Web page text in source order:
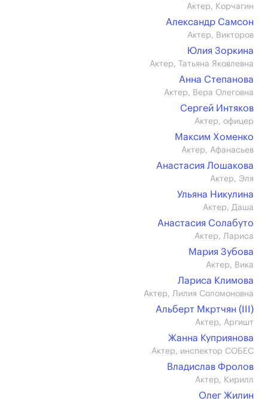
Актер, Корчагин
Александр Самсон
Актер, Викторов
Юлия Зоркина
Актер, Татьяна Яковлевна
Анна Степанова
Актер, Вера Олеговна
Сергей Интяков
Актер, офицер
Максим Хоменко
Актер, Афанасьев
Анастасия Лошакова
Актер, Эля
Ульяна Никулина
Актер, Даша
Анастасия Солабуто
Актер, Лариса
Мария Зубова
Актер, Вика
Лариса Климова
Актер, Лилия Соломоновна
Альберт Мкртчян (III)
Актер, Аргишт
Жанна Куприянова
Актер, инспектор СОБЕС
Владислав Фролов
Актер, Кирилл
Олег Жилин